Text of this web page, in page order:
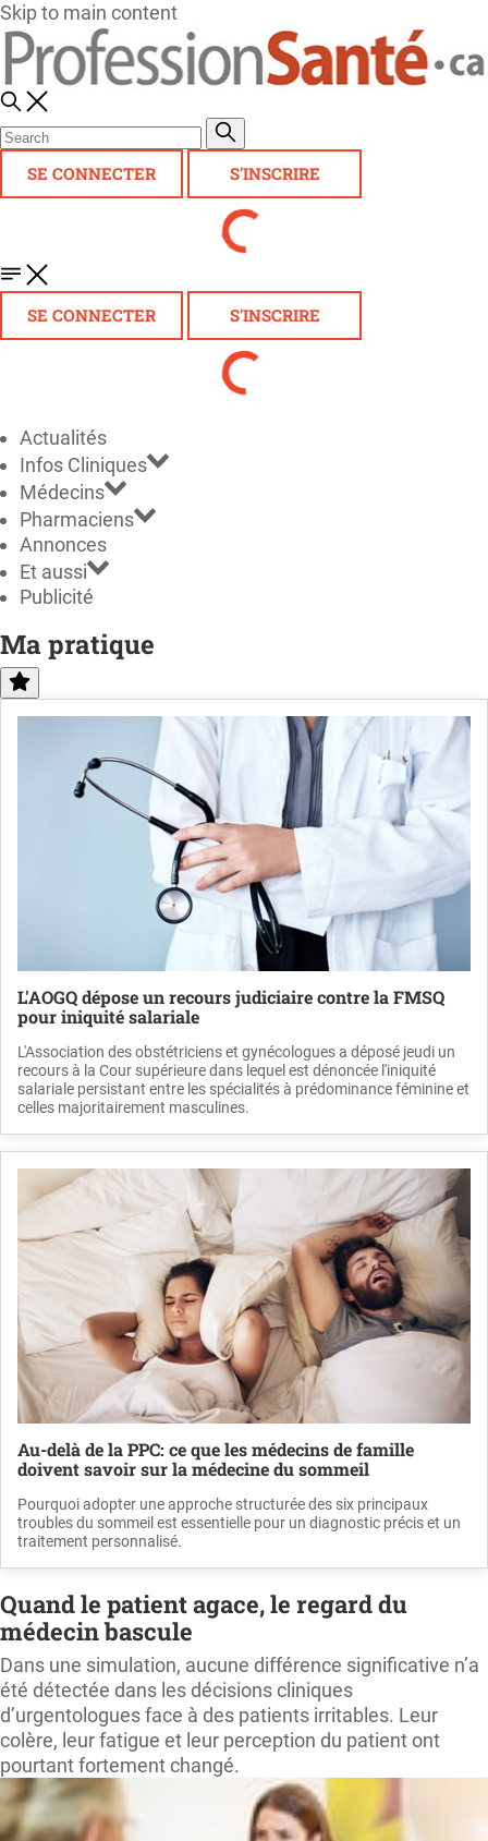
Skip to main content
SE CONNECTER S'INSCRIRE
SE CONNECTER S'INSCRIRE
Actualités
Infos Cliniques
Médecins
Pharmaciens
Annonces
Et aussi
Publicité
Ma pratique
L'AOGQ dépose un recours judiciaire contre la FMSQ
pour iniquité salariale
L'Association des obstétriciens et gynécologues a déposé jeudi un
recours à la Cour supérieure dans lequel est dénoncée l'iniquité
salariale persistant entre les spécialités à prédominance féminine et
celles majoritairement masculines.
Au-delà de la PPC: ce que les médecins de famille
doivent savoir sur la médecine du sommeil
Pourquoi adopter une approche structurée des six principaux
troubles du sommeil est essentielle pour un diagnostic précis et un
traitement personnalisé.
Quand le patient agace, le regard du
médecin bascule
Dans une simulation, aucune différence significative n’a
été détectée dans les décisions cliniques
d’urgentologues face à des patients irritables. Leur
colère, leur fatigue et leur perception du patient ont
pourtant fortement changé.